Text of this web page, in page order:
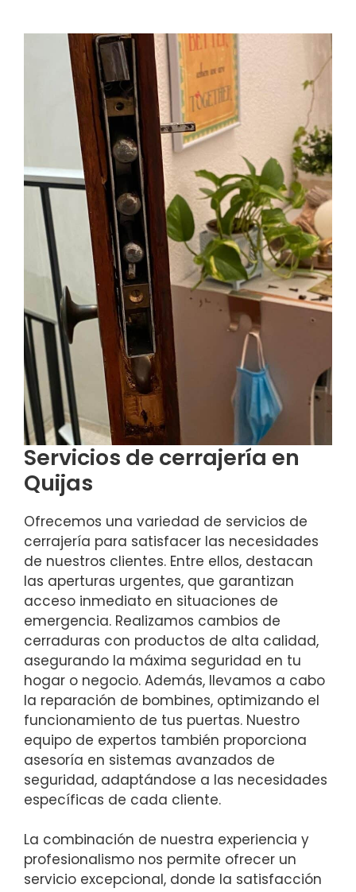
Servicios de cerrajería en
Quijas
Ofrecemos una variedad de servicios de
cerrajería para satisfacer las necesidades
de nuestros clientes. Entre ellos, destacan
las aperturas urgentes, que garantizan
acceso inmediato en situaciones de
emergencia. Realizamos cambios de
cerraduras con productos de alta calidad,
asegurando la máxima seguridad en tu
hogar o negocio. Además, llevamos a cabo
la reparación de bombines, optimizando el
funcionamiento de tus puertas. Nuestro
equipo de expertos también proporciona
asesoría en sistemas avanzados de
seguridad, adaptándose a las necesidades
específicas de cada cliente.
La combinación de nuestra experiencia y
profesionalismo nos permite ofrecer un
servicio excepcional, donde la satisfacción